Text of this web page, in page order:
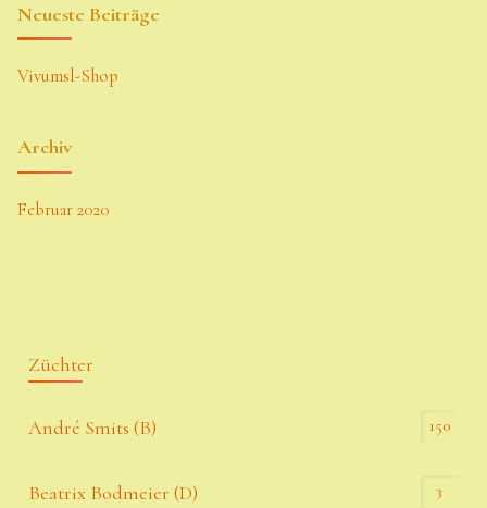
Neueste Beiträge
Vivumsl-Shop
Archiv
Februar 2020
Züchter
André Smits (B) 150
Beatrix Bodmeier (D) 3